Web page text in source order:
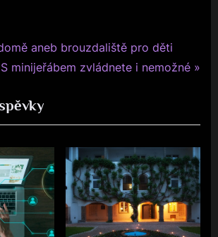
aneb brouzdaliště pro děti
N
x
t
P
o
s
t
:
S minijeřábem zvládnete i nemožné